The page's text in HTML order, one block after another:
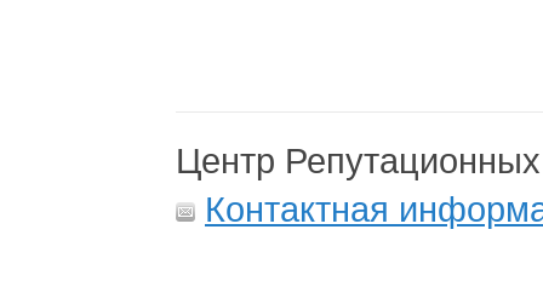
Центр
Контактная